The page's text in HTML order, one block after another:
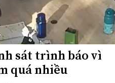
sát trình báo vì
quá nhiều